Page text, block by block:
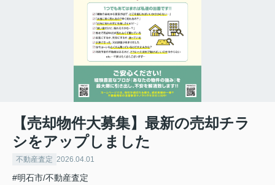
【売却物件大募集】最新の売却チラ
シをアップしました
不動産査定 2026.04.01
#明石市/不動産査定